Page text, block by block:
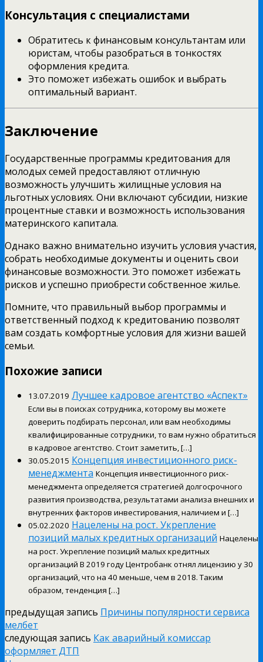
Консультация с специалистами
Обратитесь к финансовым консультантам или
юристам, чтобы разобраться в тонкостях
оформления кредита.
Это поможет избежать ошибок и выбрать
оптимальный вариант.
Заключение
Государственные программы кредитования для
молодых семей предоставляют отличную
возможность улучшить жилищные условия на
льготных условиях. Они включают субсидии, низкие
процентные ставки и возможность использования
материнского капитала.
Однако важно внимательно изучить условия участия,
собрать необходимые документы и оценить свои
финансовые возможности. Это поможет избежать
рисков и успешно приобрести собственное жилье.
Помните, что правильный выбор программы и
ответственный подход к кредитованию позволят
вам создать комфортные условия для жизни вашей
семьи.
Похожие записи
13.07.2019 Лучшее кадровое агентство «Аспект»
Если вы в поисках сотрудника, которому вы можете
доверить подбирать персонал, или вам необходимы
квалифицированные сотрудники, то вам нужно обратиться
в кадровое агентство. Стоит заметить, […]
30.05.2015 Концепция инвестиционного риск-
менеджмента Концепция инвестиционного риск-
менеджмента определяется стратегией долгосрочного
развития производства, результатами анализа внешних и
внутренних факторов инвестирования, наличием и […]
05.02.2020 Нацелены на рост. Укрепление
позиций малых кредитных организаций Нацелены
на рост. Укрепление позиций малых кредитных
организаций В 2019 году Центробанк отнял лицензию у 30
организаций, что на 40 меньше, чем в 2018. Таким
образом, тенденция […]
предыдущая запись Причины популярности сервиса
мелбет
следующая запись Как аварийный комиссар
оформляет ДТП